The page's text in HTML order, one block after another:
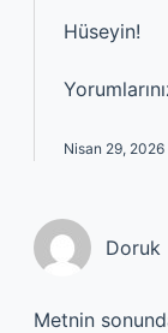
Hüseyin!
Nisan 29, 2026
Doruk
Metnin